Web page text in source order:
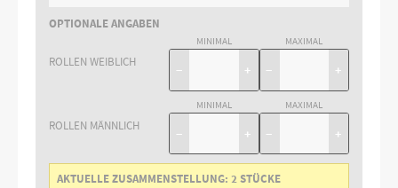
OPTIONALE ANGABEN
ROLLEN WEIBLICH
MINIMAL
− +
MAXIMAL
− +
ROLLEN MÄNNLICH
MINIMAL
− +
MAXIMAL
− +
AKTUELLE ZUSAMMENSTELLUNG: 2STÜCKE